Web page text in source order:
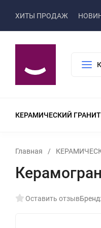
ХИТЫ ПРОДАЖ
КЕРАМИЧЕСКИЙ ГРАНИТ
Главная /
Оставить отзывБренд: